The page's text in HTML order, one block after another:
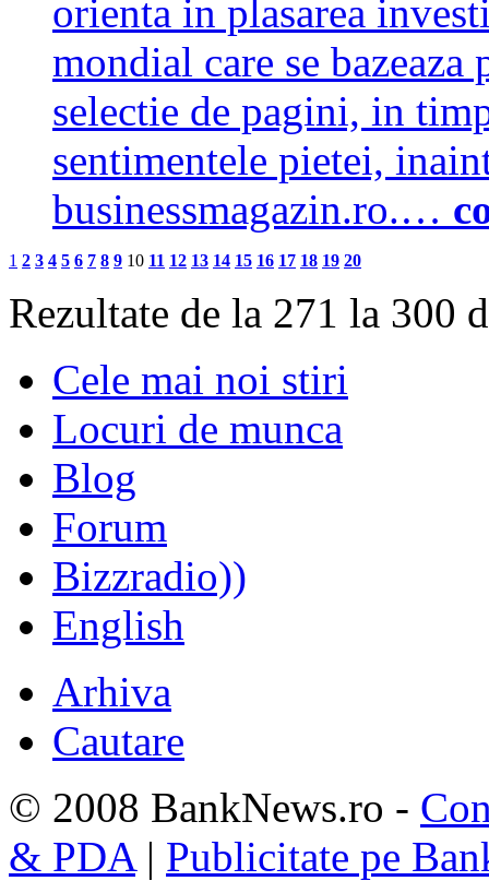
orienta in plasarea
mondial care se
selectie de pagini, in
sentimentele pietei,
businessmagazin.ro.…
1 2 3 4 5 6 7 8 9 10 11 12 13 14 15 16 17 18 19 20
Rezultate de la 271 la 300
Cele mai noi stiri
Locuri de munca
Blog
Forum
Bizzradio))
English
Arhiva
Cautare
© 2008 BankNews.ro -
& PDA| Publicitate pe